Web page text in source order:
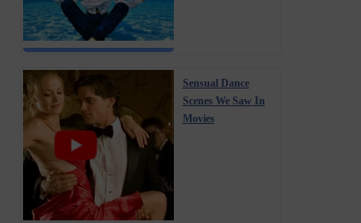
Sensual Dance
Scenes We Saw In
Movies